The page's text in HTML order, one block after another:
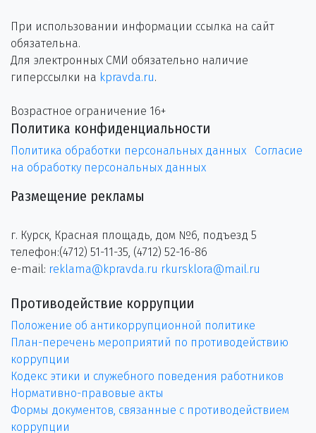
При использовании информации ссылка на сайт
обязательна.
Для электронных СМИ обязательно наличие
гиперссылки на kpravda.ru.
Возрастное ограничение 16+
Политика конфиденциальности
Политика обработки персональных данных
Согласие
на обработку персональных данных
Размещение рекламы
г. Курск, Красная площадь, дом №6, подъезд 5
телефон:(4712) 51-11-35, (4712) 52-16-86
e-mail: reklama@kpravda.ru rkursklora@mail.ru
Противодействие коррупции
Положение об антикоррупционной политике
План-перечень мероприятий по противодействию
коррупции
Кодекс этики и служебного поведения работников
Нормативно-правовые акты
Формы документов, связанные с противодействием
коррупции